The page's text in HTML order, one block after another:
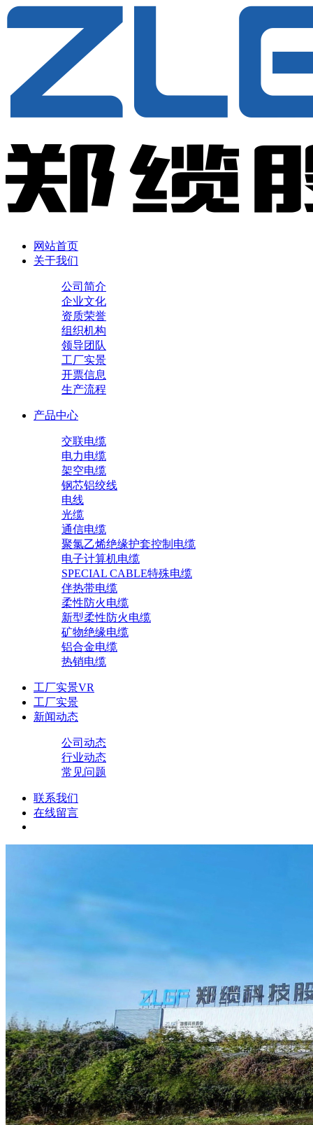
网站首页
关于我们
公司简介
企业文化
资质荣誉
组织机构
领导团队
工厂实景
开票信息
生产流程
产品中心
交联电缆
电力电缆
架空电缆
钢芯铝绞线
电线
光缆
通信电缆
聚氯乙烯绝缘护套控制电缆
电子计算机电缆
SPECIAL CABLE特殊电缆
伴热带电缆
柔性防火电缆
新型柔性防火电缆
矿物绝缘电缆
铝合金电缆
热销电缆
工厂实景VR
工厂实景
新闻动态
公司动态
行业动态
常见问题
联系我们
在线留言